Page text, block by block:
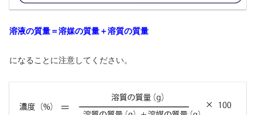
溶液の質量＝溶媒の質量＋溶質の質量
になることに注意してください。